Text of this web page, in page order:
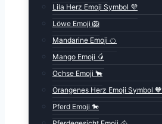
Lila Herz Emoji Symbol 💜
Löwe Emoji 🦁
Mandarine Emoji 🍊
Mango Emoji 🥭
Ochse Emoji 🐂
Orangenes Herz Emoji Symbol 🧡
Pferd Emoji 🐎